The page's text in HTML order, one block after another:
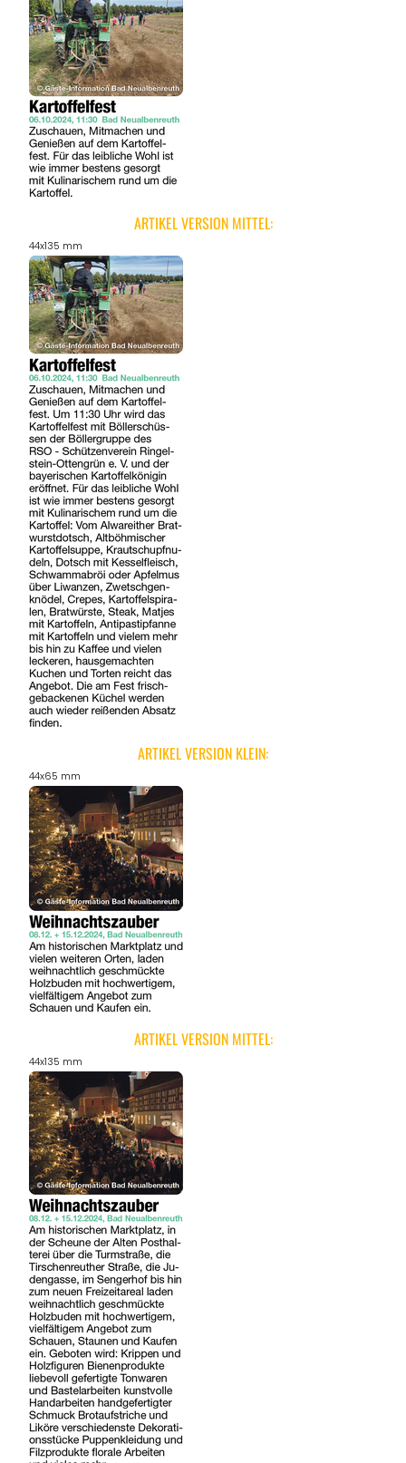
ARTIKEL VERSION MITTEL:
44x135 mm
ARTIKEL VERSION KLEIN:
44x65 mm
ARTIKEL VERSION MITTEL:
44x135 mm